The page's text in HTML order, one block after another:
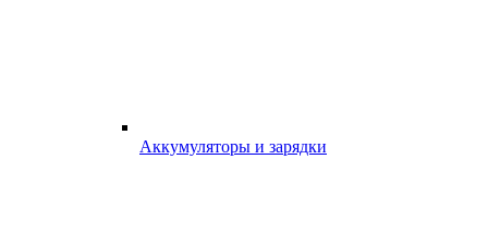
Аккумуляторы и зарядки